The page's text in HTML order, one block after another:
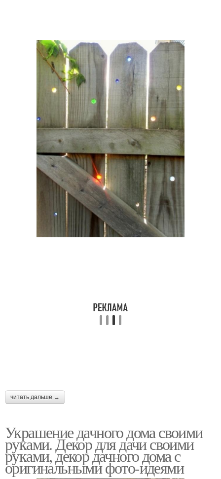
читать дальше →
Украшение дачного дома своими
руками. Декор для дачи своими
руками, декор дачного дома с
оригинальными фото-идеями